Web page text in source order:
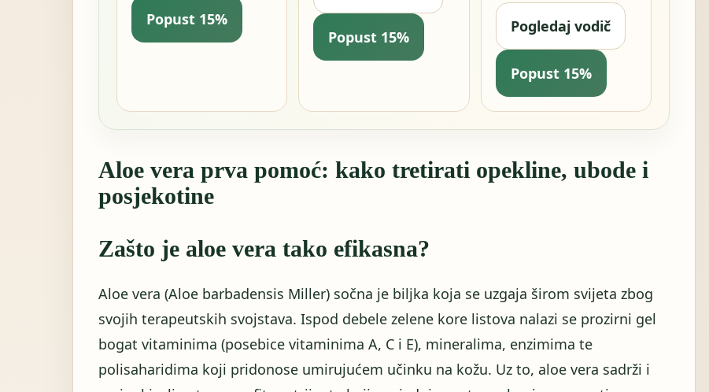
Popust 15%
Popust 15%
Pogledaj vodič
Popust 15%
Aloe vera prva pomoć: kako tretirati opekline, ubode i
posjekotine
Zašto je aloe vera tako efikasna?
Aloe vera (Aloe barbadensis Miller) sočna je biljka koja se uzgaja širom svijeta zbog
svojih terapeutskih svojstava. Ispod debele zelene kore listova nalazi se prozirni gel
bogat vitaminima (posebice vitaminima A, C i E), mineralima, enzimima te
polisaharidima koji pridonose umirujućem učinku na kožu. Uz to, aloe vera sadrži i